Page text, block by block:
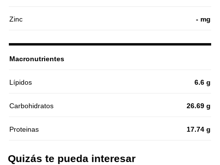
Zinc - mg
Macronutrientes
Lípidos 6.6 g
Carbohidratos 26.69 g
Proteinas 17.74 g
Quizás te pueda interesar